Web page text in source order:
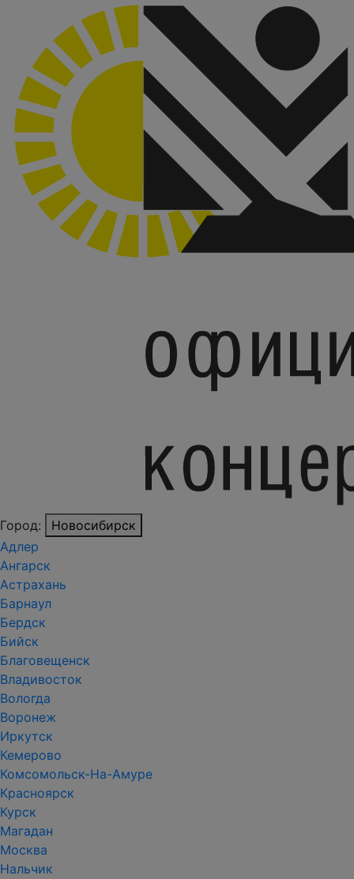
Город:
Новосибирск
Адлер
Ангарск
Астрахань
Барнаул
Бердск
Бийск
Благовещенск
Владивосток
Вологда
Воронеж
Иркутск
Кемерово
Комсомольск-На-Амуре
Красноярск
Курск
Магадан
Москва
Нальчик